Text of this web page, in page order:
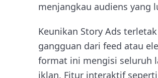
menjangkau audiens yang
Keunikan Story Ads
gangguan dari feed atau
format ini mengisi seluruh
iklan. Fitur interaktif